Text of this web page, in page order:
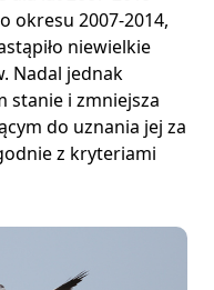
okresu 2007-2014,
niewielkie
Nadal jednak
stanie i zmniejsza
do uznania jej za
z kryteriami